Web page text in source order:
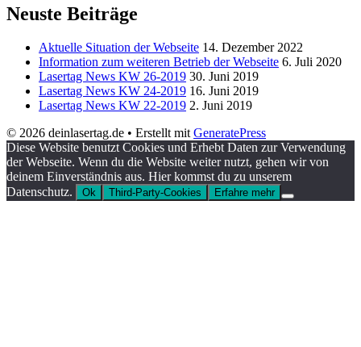
Neuste Beiträge
Aktuelle Situation der Webseite 14. Dezember 2022
Information zum weiteren Betrieb der Webseite 6. Juli 2020
Lasertag News KW 26-2019 30. Juni 2019
Lasertag News KW 24-2019 16. Juni 2019
Lasertag News KW 22-2019 2. Juni 2019
© 2026 deinlasertag.de • Erstellt mitGeneratePress
Diese Website benutzt Cookies und Erhebt Daten zur Verwendung
der Webseite. Wenn du die Website weiter nutzt, gehen wir von
deinem Einverständnis aus. Hier kommst du zu unserem
Datenschutz.
Ok Third-Party-Cookies Erfahre mehr